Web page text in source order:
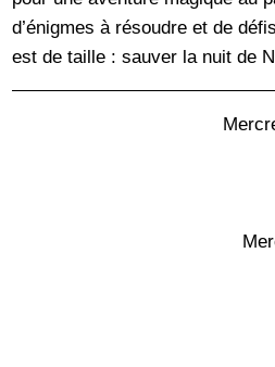
d’énigmes à résoudre et de
est de taille : sauver la nuit de